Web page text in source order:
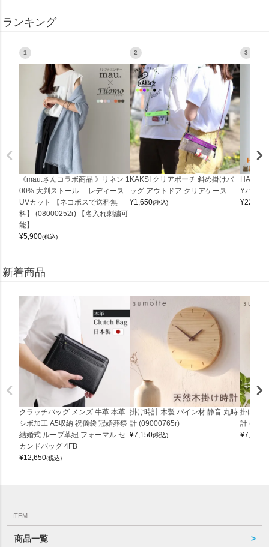
ランキング
1
《mau.さんコラボ商品 》リネン 1
00% 大判ストール レディース
UVカット 【ネコポスで送料無
料】 (08000252r) 【名入れ刺繍可
能】
¥5,900(税込)
2
KAKSI クリアポーチ 斜め掛けバ
ッグ アウトドア クリアケース
¥1,650(税込)
3
Yバッグ
¥22,000
新着商品
クラッチバッグ メンズ 牛革 本革
シボ加工 A5収納 祝儀袋 冠婚葬祭
結婚式 ループ革紐 フォーマル セ
カンドバッグ 4FB
¥12,650(税込)
掛け時計 木製 パイン材 静音 丸時
計 (09000765r)
¥7,150(税込)
掛け時
計
¥7,150
ITEM
商品一覧